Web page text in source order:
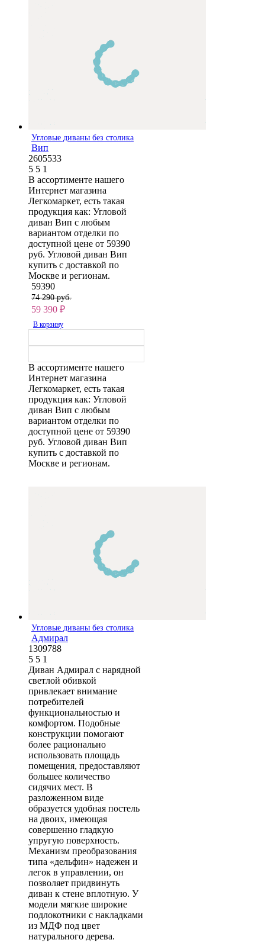
Угловые диваны без столика
Вип
2605533
5 5 1
В ассортименте нашего
Интернет магазина
Легкомаркет, есть такая
продукция как: Угловой
диван Вип с любым
вариантом отделки по
доступной цене от 59390
руб. Угловой диван Вип
купить с доставкой по
Москве и регионам.
59390
74 290 руб.
59 390 ₽
В корзину
В ассортименте нашего
Интернет магазина
Легкомаркет, есть такая
продукция как: Угловой
диван Вип с любым
вариантом отделки по
доступной цене от 59390
руб. Угловой диван Вип
купить с доставкой по
Москве и регионам.
Угловые диваны без столика
Адмирал
1309788
5 5 1
Диван Адмирал с нарядной
светлой обивкой
привлекает внимание
потребителей
функциональностью и
комфортом. Подобные
конструкции помогают
более рационально
использовать площадь
помещения, предоставляют
большее количество
сидячих мест. В
разложенном виде
образуется удобная постель
на двоих, имеющая
совершенно гладкую
упругую поверхность.
Механизм преобразования
типа «дельфин» надежен и
легок в управлении, он
позволяет придвинуть
диван к стене вплотную. У
модели мягкие широкие
подлокотники с накладками
из МДФ под цвет
натурального дерева.